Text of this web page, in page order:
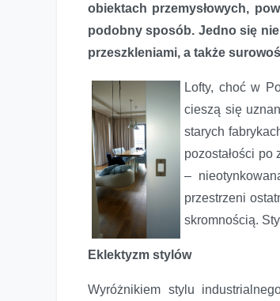
obiektach przemysłowych,
podobny sposób. Jedno się
przeszkleniami, a także
Lofty, choć w
cieszą się
starych
pozostałości po
–
przestrzeni
skromnością.
Eklektyzm stylów
Wyróżnikiem stylu